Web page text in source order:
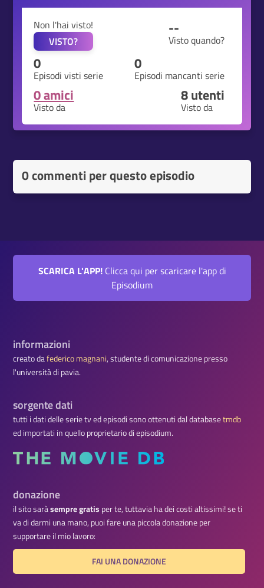
Non l'hai visto!
VISTO?
--
Visto quando?
0
Episodi visti serie
0
Episodi mancanti serie
0 amici
Visto da
8utenti
Visto da
0 commenti per questo episodio
SCARICA L'APP!Clicca qui per scaricare l'app di
Episodium
informazioni
creato dafederico magnani, studente di comunicazione presso
l'università di pavia.
sorgente dati
tutti i dati delle serie tv ed episodi sono ottenuti dal databasetmdb
ed importati in quello proprietario di episodium.
donazione
il sito saràsempre gratis per te, tuttavia ha dei costi altissimi! se ti
va di darmi una mano, puoi fare una piccola donazione per
supportare il mio lavoro:
FAI UNA DONAZIONE